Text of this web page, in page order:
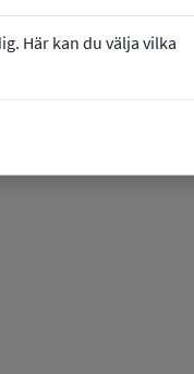
Här kan du välja vilka